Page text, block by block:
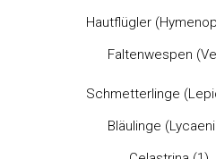
Hautflügler
Faltenwespen
Schmetterlinge
Bläulinge